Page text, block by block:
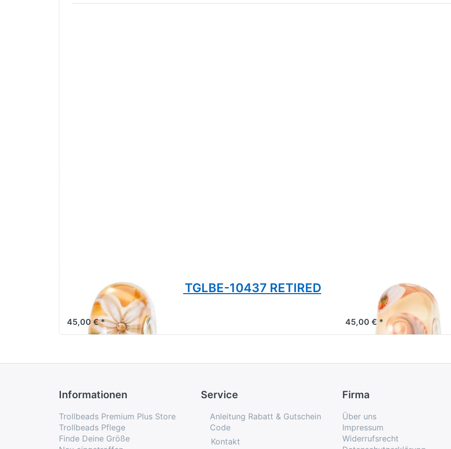
Liebreizende Blume TGLBE-10437 RETIRED
2023
45,00 € *
Stimme der
RETIRED 2023
45,00 € *
Informationen
Trollbeads Premium Plus Store
Trollbeads Pflege
Finde Deine Größe
Service
Anleitung Rabatt & Gutschein
Code
Kontakt
Firma
Über uns
Impressum
Widerrufsrecht